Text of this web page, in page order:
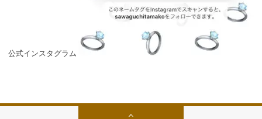
公式インスタグラム